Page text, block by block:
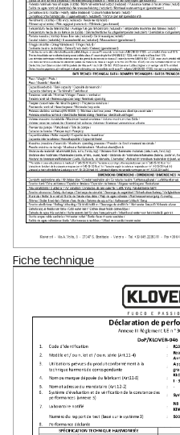
Fiche technique